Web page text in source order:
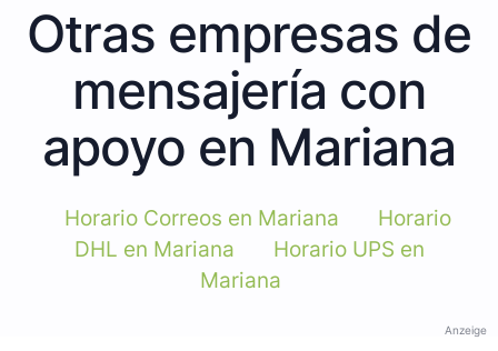
Otras empresas de
mensajería con
apoyo en Mariana
Horario Correos en Mariana
Horario
DHL en Mariana
Horario UPS en
Mariana
Anzeige